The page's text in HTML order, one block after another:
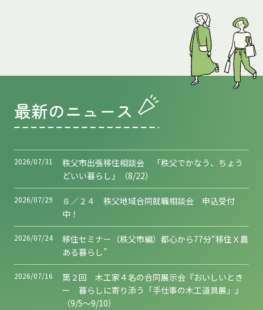
最新のニュース
2026/07/31
秩父市出張移住相談会 「秩父でかなう、ちょう
どいい暮らし」（8/22）
2026/07/29
８／２４ 秩父地域合同就職相談会 申込受付
中！
2026/07/24
移住セミナー（秩父市編）都心から77分“移住Ｘ農
ある暮らし”
2026/07/16
第２回 木工家４名の合同展示会『おいしいとき
ー 暮らしに寄り添う「手仕事の木工道具展」』
（9/5～9/10）